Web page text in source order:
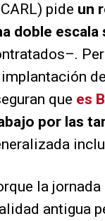
pide un
doble escala
implantación
que es
por las
la
antigua